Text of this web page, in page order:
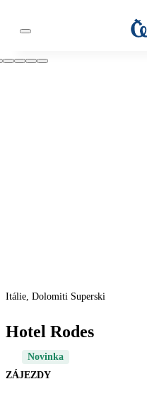
Itálie, Dolomiti Superski
Hotel Rodes
Novinka
ZÁJEZDY